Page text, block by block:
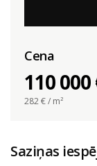
Cena
110 000
282€ / m²
Saziņas